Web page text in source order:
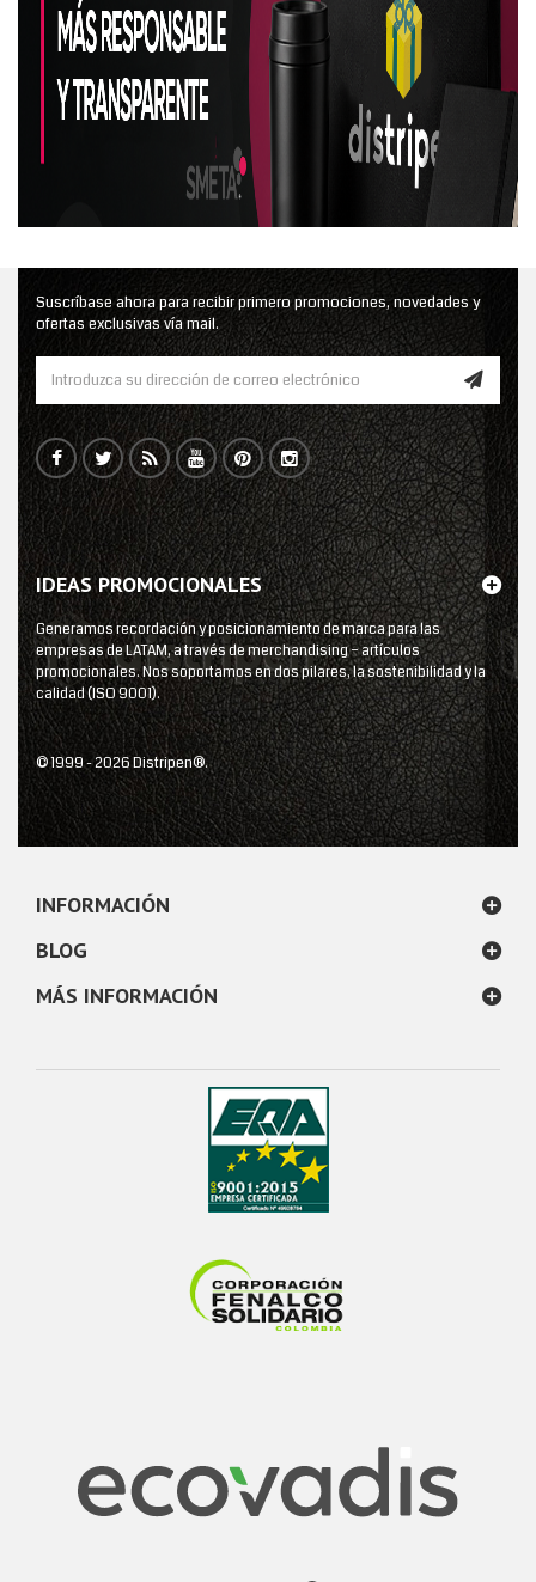
Suscríbase ahora para recibir primero promociones, novedades y
ofertas exclusivas vía mail.
IDEAS PROMOCIONALES
Generamos recordación y posicionamiento de marca para las
empresas de LATAM, a través de merchandising – artículos
promocionales. Nos soportamos en dos pilares, la sostenibilidad y la
calidad (ISO 9001).
© 1999 - 2026 Distripen®.
INFORMACIÓN
BLOG
MÁS INFORMACIÓN